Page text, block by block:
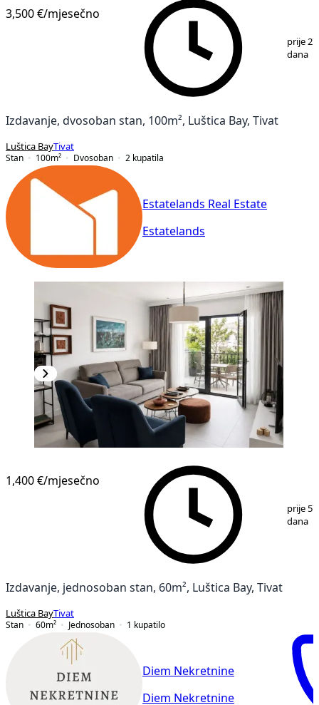
3,500 €/mjesečno
prije 27
dana
Izdavanje, dvosoban stan, 100m², Luštica Bay, Tivat
Luštica BayTivat
Stan
100m² Dvosoban 2 kupatila
Estatelands Real Estate
Estatelands
1,400 €/mjesečno
prije 57
dana
Izdavanje, jednosoban stan, 60m², Luštica Bay, Tivat
Luštica BayTivat
Stan
60m² Jednosoban 1 kupatilo
Diem Nekretnine
Diem Nekretnine